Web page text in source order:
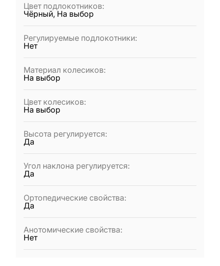
Цвет подлокотников:
Чёрный, На выбор
Регулируемые подлокотники:
Нет
Материал колесиков:
На выбор
Цвет колесиков:
На выбор
Высота регулируется:
Да
Угол наклона регулируется:
Да
Ортопедические свойства:
Да
Анотомические свойства:
Нет